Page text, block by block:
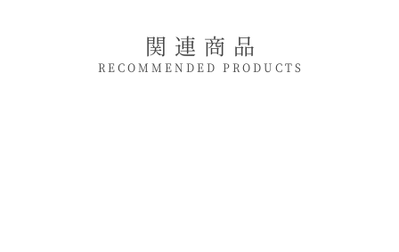
関連商品
RECOMMENDED PRODUCTS